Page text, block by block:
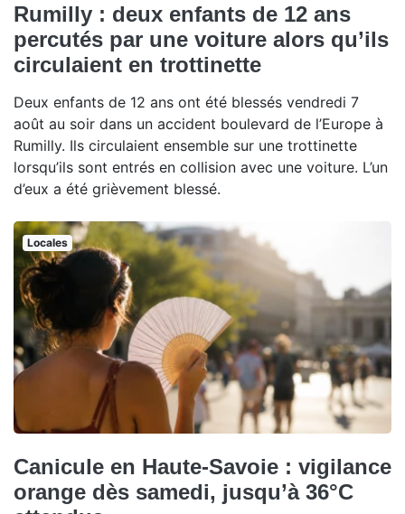
Rumilly : deux enfants de 12 ans
percutés par une voiture alors qu’ils
circulaient en trottinette
Deux enfants de 12 ans ont été blessés vendredi 7
août au soir dans un accident boulevard de l’Europe à
Rumilly. Ils circulaient ensemble sur une trottinette
lorsqu’ils sont entrés en collision avec une voiture. L’un
d’eux a été grièvement blessé.
Locales
Canicule en Haute-Savoie : vigilance
orange dès samedi, jusqu’à 36°C